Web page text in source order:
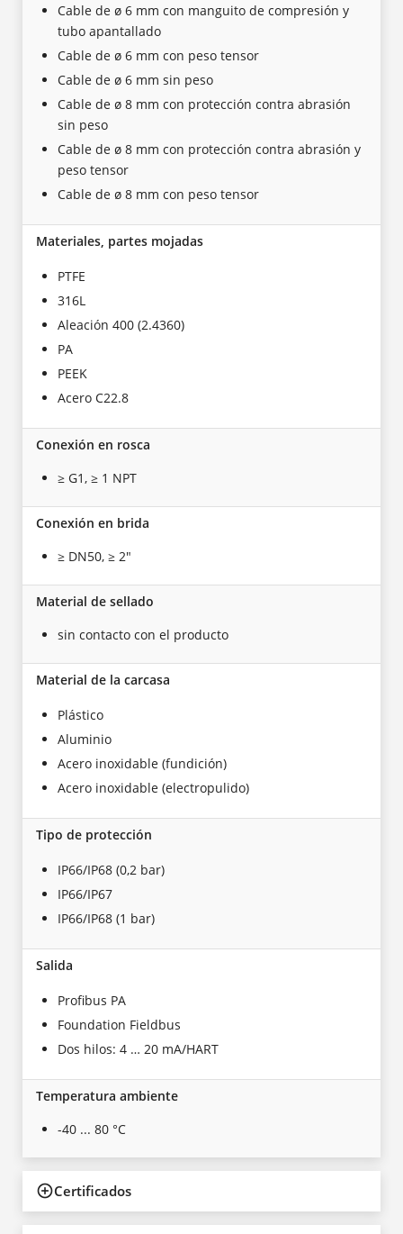
Cable de ø 6 mm con manguito de compresión y
tubo apantallado
Cable de ø 6 mm con peso tensor
Cable de ø 6 mm sin peso
Cable de ø 8 mm con protección contra abrasión
sin peso
Cable de ø 8 mm con protección contra abrasión y
peso tensor
Cable de ø 8 mm con peso tensor
Materiales, partes mojadas
PTFE
316L
Aleación 400 (2.4360)
PA
PEEK
Acero C22.8
Conexión en rosca
≥ G1, ≥ 1 NPT
Conexión en brida
≥ DN50, ≥ 2"
Material de sellado
sin contacto con el producto
Material de la carcasa
Plástico
Aluminio
Acero inoxidable (fundición)
Acero inoxidable (electropulido)
Tipo de protección
IP66/IP68 (0,2 bar)
IP66/IP67
IP66/IP68 (1 bar)
Salida
Profibus PA
Foundation Fieldbus
Dos hilos: 4 … 20 mA/HART
Temperatura ambiente
-40 ... 80 °C
Certificados